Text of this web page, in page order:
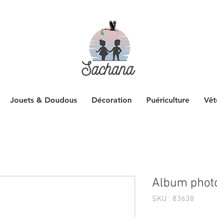
Jouets & Doudous Décoration Puériculture
Album
SKU : 83638